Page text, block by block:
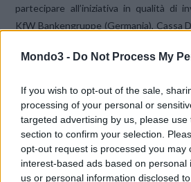
Mondo3 - Do Not Process My
If you wish to opt-out of the sale,
processing of your personal or
targeted advertising by us, please
section to confirm your selection.
opt-out request is processed you may
interest-based ads based on personal
us or personal information disclosed
partecipare all’iniziativa in qualità di
KfW Bankengruppe (Germania), Cassa
infrastrutture di rete a banda larga
d’Europa. Günther H. Oettinger,
l’Economia e la società digitali, che
oggi, ha dichiarato: “Sono grato ai
l’istituzione di questo fondo per la